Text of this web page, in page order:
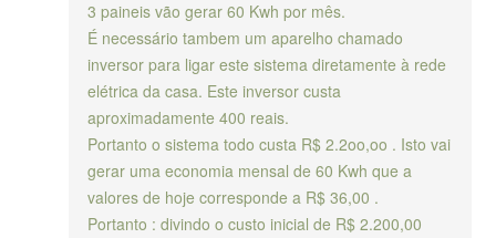
3 paineis vão gerar 60 Kwh por mês.
É necessário tambem um aparelho chamado
inversor para ligar este sistema diretamente à rede
elétrica da casa. Este inversor custa
aproximadamente 400 reais.
Portanto o sistema todo custa R$ 2.2oo,oo . Isto vai
gerar uma economia mensal de 60 Kwh que a
valores de hoje corresponde a R$ 36,00 .
Portanto : divindo o custo inicial de R$ 2.200,00